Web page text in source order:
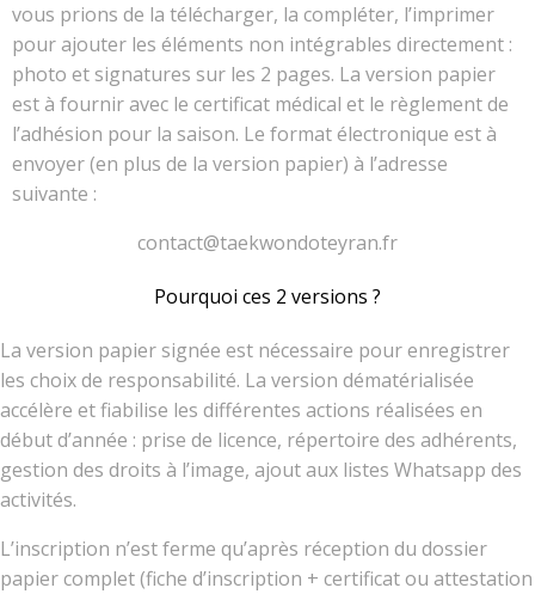
vous prions de la télécharger, la compléter, l’imprimer
pour ajouter les éléments non intégrables directement :
photo et signatures sur les 2 pages. La version papier
est à fournir avec le certificat médical et le règlement de
l’adhésion pour la saison. Le format électronique est à
envoyer (en plus de la version papier) à l’adresse
suivante :
contact@taekwondoteyran.fr
Pourquoi ces 2 versions ?
La version papier signée est nécessaire pour enregistrer
les choix de responsabilité. La version dématérialisée
accélère et fiabilise les différentes actions réalisées en
début d’année : prise de licence, répertoire des adhérents,
gestion des droits à l’image, ajout aux listes Whatsapp des
activités.
L’inscription n’est ferme qu’après réception du dossier
papier complet (fiche d’inscription + certificat ou attestation